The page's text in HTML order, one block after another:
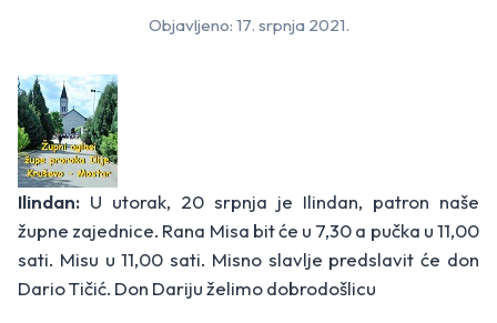
Objavljeno: 17. srpnja 2021.
Ilindan: U utorak, 20 srpnja je Ilindan, patron naše
župne zajednice. Rana Misa bit će u 7,30 a pučka u 11,00
sati. Misu u 11,00 sati. Misno slavlje predslavit će don
Dario Tičić. Don Dariju želimo dobrodošlicu